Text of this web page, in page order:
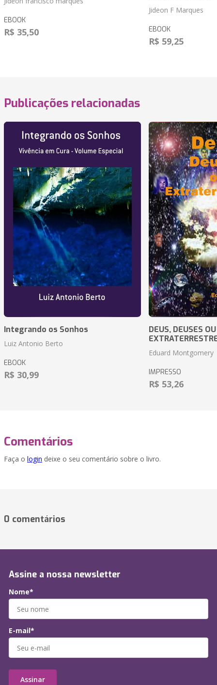
EBOOK
R$ 35,50
Jideon F Marques
EBOOK
R$ 59,25
Publicações relacionadas
Integrando os Sonhos
Luiz Antonio Berto
EBOOK
R$ 30,99
DEUS, DEUSES OU
Eduard Montgomery
IMPRESSO
R$ 53,26
Comentários
Faça o login deixe o seu comentário sobre o livro.
0 comentários
Assine a nossa newsletter
Nome*
E-mail*
Assinar